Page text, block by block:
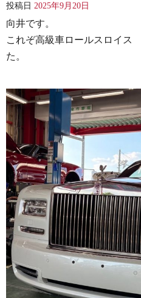
投稿日 2025年9月20日
向井です。
これぞ高級車ロールスロイス
た。